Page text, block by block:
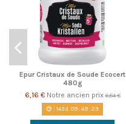
Epur Cristaux de Soude Ecocert
480g
6,16 € Notre ancien prix6,84 €
143d. 09:49:23